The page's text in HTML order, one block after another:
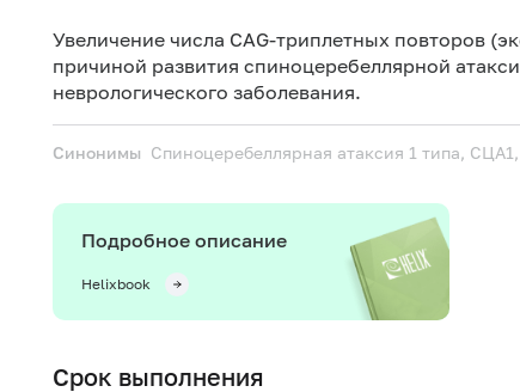
Увеличение числа CAG-триплетных повторов
причиной развития спиноцеребеллярной
неврологического заболевания.
Синонимы Спиноцеребеллярная атаксия 1 типа,
Подробное описание
Helixbook
Срок выполнения